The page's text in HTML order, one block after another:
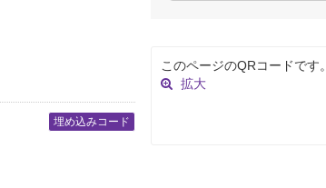
埋め込みコード
このページのQRコードです。
拡大